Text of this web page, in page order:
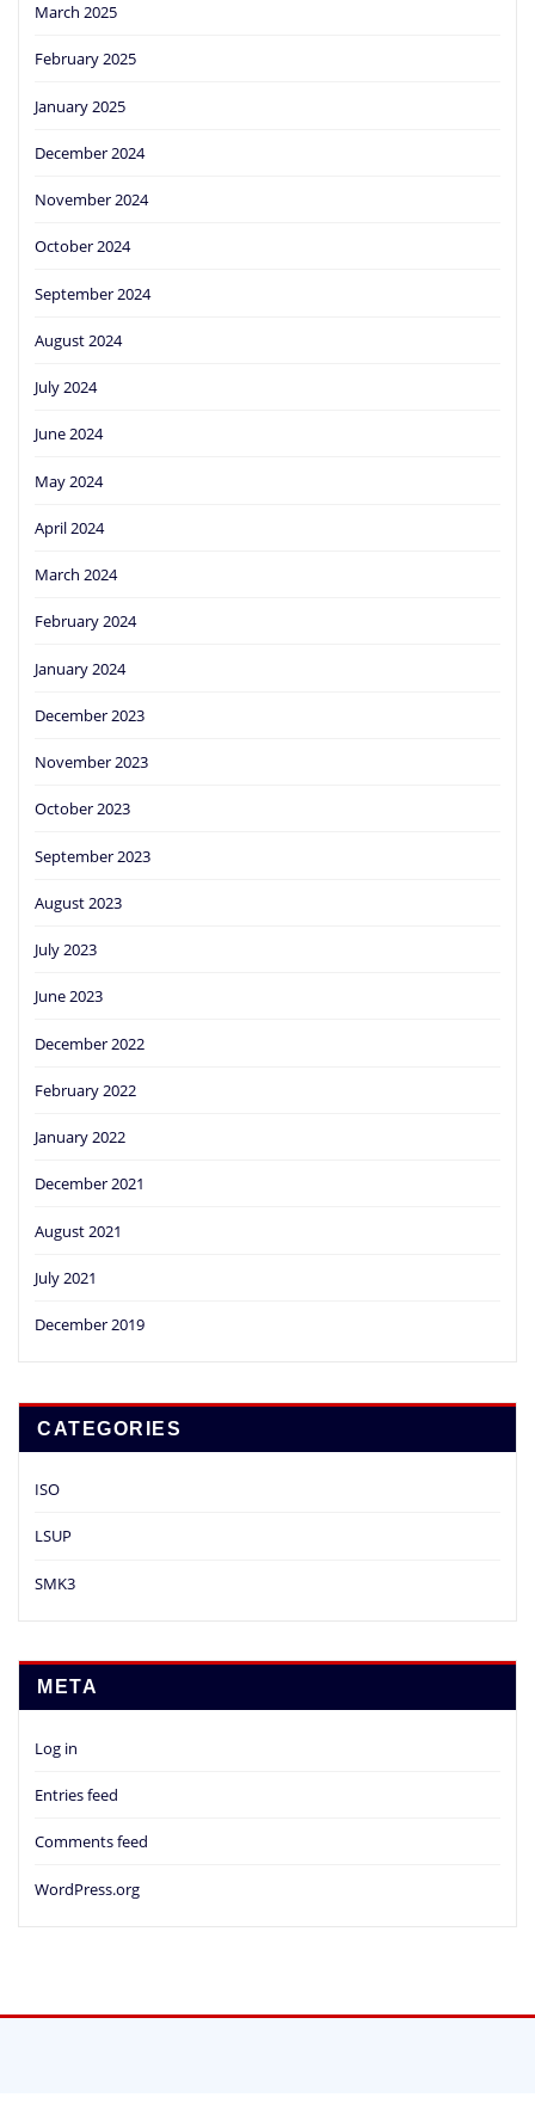
March 2025
February 2025
January 2025
December 2024
November 2024
October 2024
September 2024
August 2024
July 2024
June 2024
May 2024
April 2024
March 2024
February 2024
January 2024
December 2023
November 2023
October 2023
September 2023
August 2023
July 2023
June 2023
December 2022
February 2022
January 2022
December 2021
August 2021
July 2021
December 2019
CATEGORIES
ISO
LSUP
SMK3
META
Log in
Entries feed
Comments feed
WordPress.org